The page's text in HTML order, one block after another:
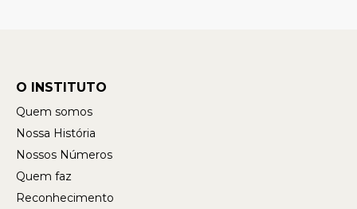
O INSTITUTO
Quem somos
Nossa História
Nossos Números
Quem faz
Reconhecimento